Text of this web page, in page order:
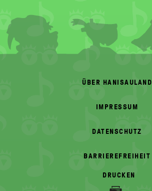
FOOTER
MENU
ÜBER HANISAULAND
IMPRESSUM
DATENSCHUTZ
BARRIEREFREIHEIT
DRUCKEN